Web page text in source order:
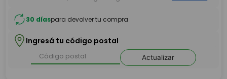
30 díaspara devolver tu compra
Ingresá tu código postal
Actualizar